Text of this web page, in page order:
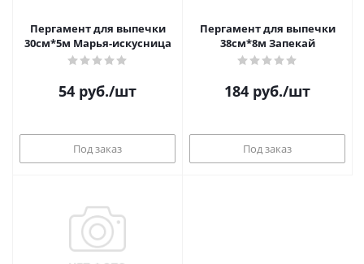
Пергамент для выпечки
30см*5м Марья-искусница
54 руб./шт
Под заказ
Пергамент для выпечки
38см*8м Запекай
184 руб./шт
Под заказ